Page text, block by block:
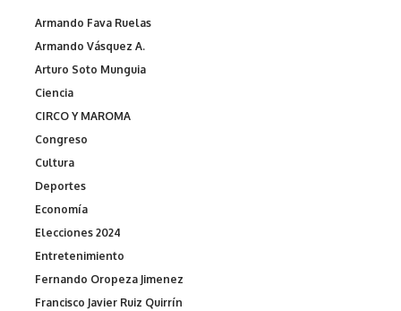
Armando Fava Ruelas
Armando Vásquez A.
Arturo Soto Munguia
Ciencia
CIRCO Y MAROMA
Congreso
Cultura
Deportes
Economía
Elecciones 2024
Entretenimiento
Fernando Oropeza Jimenez
Francisco Javier Ruiz Quirrín